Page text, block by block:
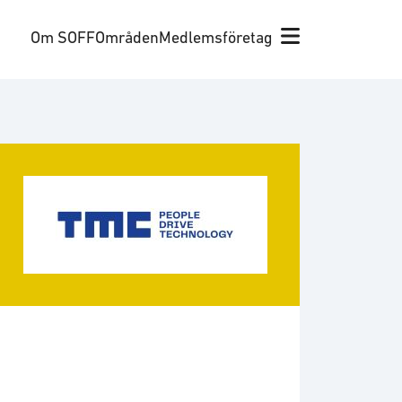
Om SOFFOmrådenMedlemsföretag